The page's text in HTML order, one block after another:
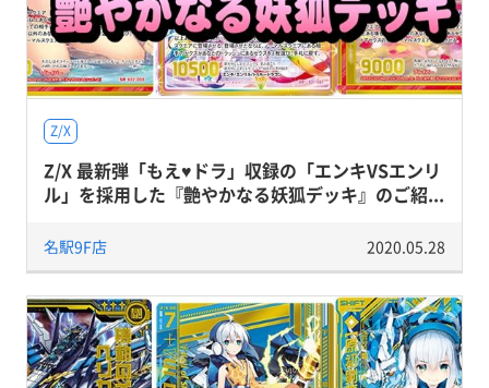
Z/X
Z/X 最新弾「もえ♥ドラ」収録の「エンキVSエンリ
ル」を採用した『艶やかなる妖狐デッキ』のご紹...
名駅9F店 2020.05.28